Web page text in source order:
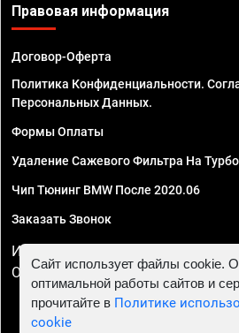
Правовая информация
Договор-Оферта
Политика Конфиденциальности.
Персональных Данных.
Формы Оплаты
Удаление Сажевого Фильтра На
Чип Тюнинг BMW После 2020.06
Заказать Звонок
ИП Смирнов Георгий Павлович.
ОГРНИП 324470400032610
Сайт использует файлы cookie.
оптимальной работы сайтов и
прочитайте в Политике
cookie